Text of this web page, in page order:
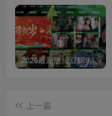
2026最新版绿豆UI9双端影视APP源码
上一篇